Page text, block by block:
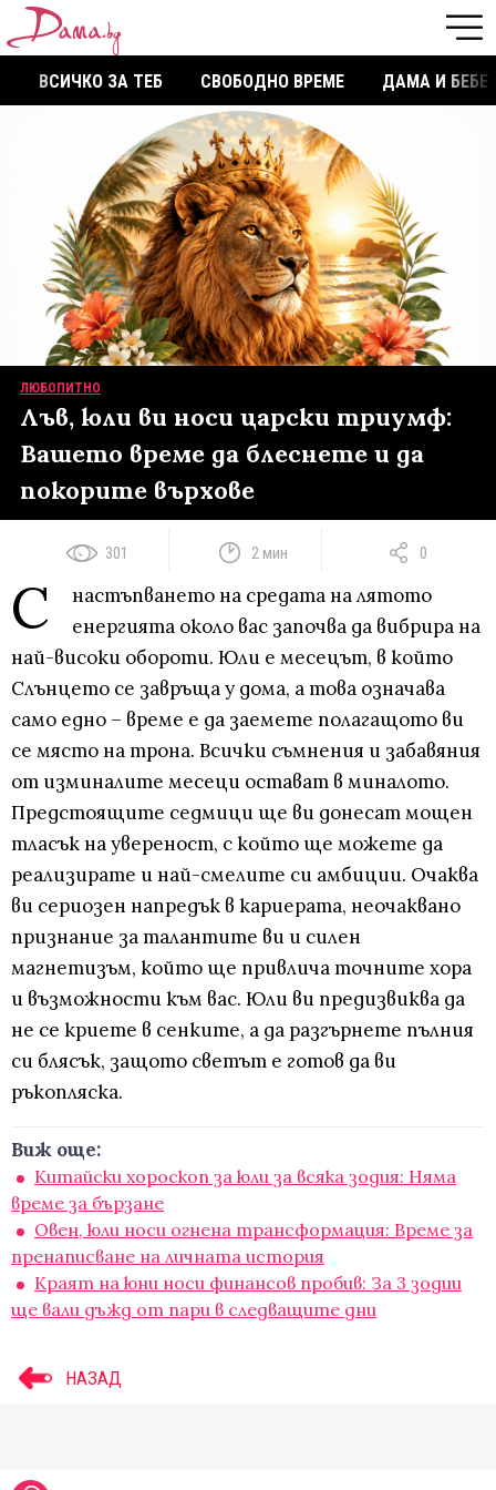
ВСИЧКО ЗА ТЕБ СВОБОДНО ВРЕМЕ ДАМА И БЕБЕ
ЛЮБОПИТНО
Лъв, юли ви носи царски триумф:
Вашето време да блеснете и да
покорите върхове
301 2 мин 0
С
настъпването на средата на лятото
енергията около вас започва да вибрира на
най-високи обороти. Юли е месецът, в който
Слънцето се завръща у дома, а това означава
само едно – време е да заемете полагащото ви
се място на трона. Всички съмнения и забавяния
от изминалите месеци остават в миналото.
Предстоящите седмици ще ви донесат мощен
тласък на увереност, с който ще можете да
реализирате и най-смелите си амбиции. Очаква
ви сериозен напредък в кариерата, неочаквано
признание за талантите ви и силен
магнетизъм, който ще привлича точните хора
и възможности към вас. Юли ви предизвиква да
не се криете в сенките, а да разгърнете пълния
си блясък, защото светът е готов да ви
ръкопляска.
Виж още:
Китайски хороскоп за юли за всяка зодия: Няма
време за бързане
Овен, юли носи огнена трансформация: Време за
пренаписване на личната история
Краят на юни носи финансов пробив: За 3 зодии
ще вали дъжд от пари в следващите дни
НАЗАД